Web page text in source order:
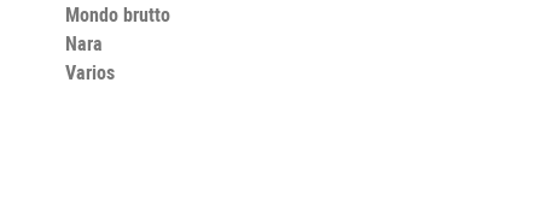
Mondo brutto
Nara
Varios